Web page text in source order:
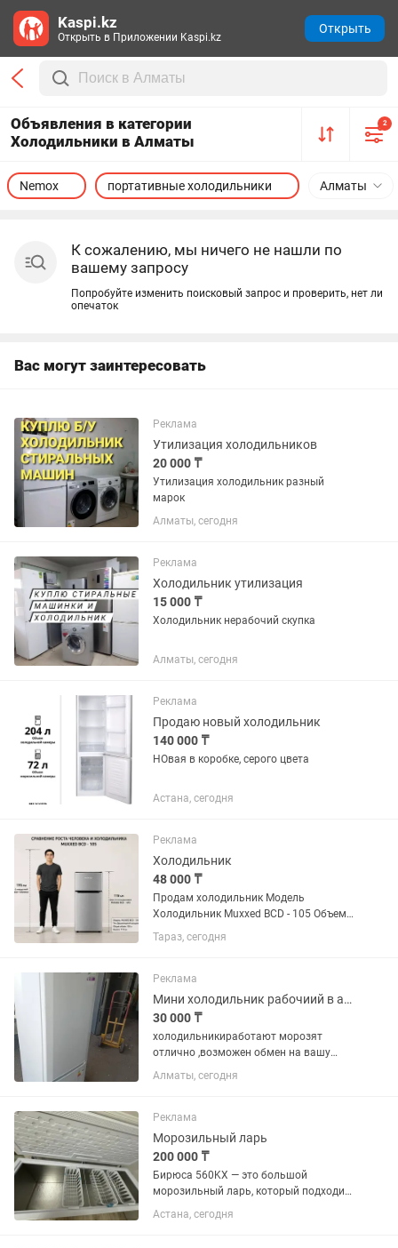
Объявления в категории
Холодильники в Алматы
2
Алматы
Nemox портативные холодильники
К сожалению, мы ничего не нашли по
вашему запросу
Попробуйте изменить поисковый запрос и проверить, нет ли
опечаток
Вас могут заинтересовать
Реклама
Утилизация холодильников
20 000 ₸
Утилизация холодильник разный
марок
Алматы, сегодня
Реклама
Холодильник утилизация
15 000 ₸
Холодильник нерабочий скупка
Алматы, сегодня
Реклама
Продаю новый холодильник
140 000 ₸
НОвая в коробке, серого цвета
Астана, сегодня
Реклама
Холодильник
48 000 ₸
Продам холодильник Модель
Холодильник Muxxed BCD - 105 Объем
Общий полезный объем 105 л
Полезный объем холодильной камеры
камеры / НТО Уровень шума 40 дБ
Автономное...
Тараз, сегодня
Реклама
Мини холодильник рабочиий в алматы
30 000 ₸
холодильникиработают морозят
отлично ,возможен обмен на вашу
нерабочую с вашей доплатой рн
калкаман,30тыс и выше
Алматы, сегодня
Реклама
Морозильный ларь
200 000 ₸
Бирюса 560KX — это большой
морозильный ларь, который подходит
для хранения крупных запасов
продуктов. Основные характеристики:
Астана, сегодня
Kaspi.kz
Открыть в Приложении Kaspi.kz
Открыть